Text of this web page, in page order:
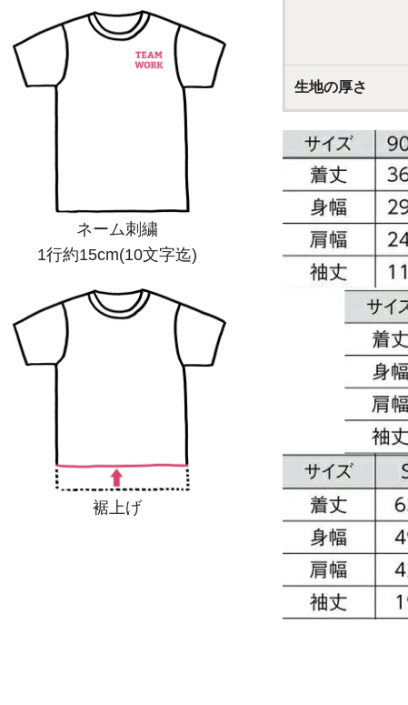
生地の厚さ
ネーム刺繍
1行約15cm(10文字迄)
裾上げ